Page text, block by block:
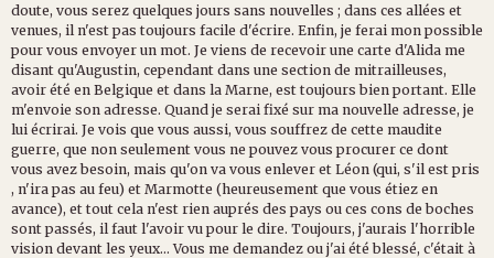
doute, vous serez quelques jours sans nouvelles ; dans ces allées et
venues, il n'est pas toujours facile d'écrire. Enfin, je ferai mon possible
pour vous envoyer un mot. Je viens de recevoir une carte d'Alida me
disant qu'Augustin, cependant dans une section de mitrailleuses,
avoir été en Belgique et dans la Marne, est toujours bien portant. Elle
m'envoie son adresse. Quand je serai fixé sur ma nouvelle adresse, je
lui écrirai. Je vois que vous aussi, vous souffrez de cette maudite
guerre, que non seulement vous ne pouvez vous procurer ce dont
vous avez besoin, mais qu'on va vous enlever et Léon (qui, s'il est pris
, n'ira pas au feu) et Marmotte (heureusement que vous étiez en
avance), et tout cela n'est rien auprés des pays ou ces cons de boches
sont passés, il faut l'avoir vu pour le dire. Toujours, j'aurais l'horrible
vision devant les yeux... Vous me demandez ou j'ai été blessé, c'était à